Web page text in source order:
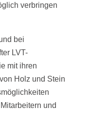
verbringen
bei
LVT-
mit ihren
Holz und Stein
und